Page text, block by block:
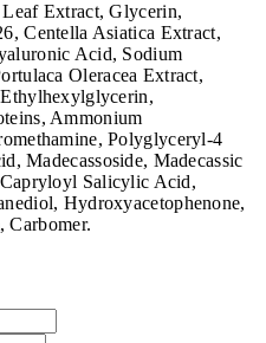
Extract, Glycerin,
Centella Asiatica Extract,
Acid, Sodium
Oleracea Extract,
Ammonium
Polyglyceryl-4
Madecassoside, Madecassic
Salicylic Acid,
Hydroxyacetophenone,